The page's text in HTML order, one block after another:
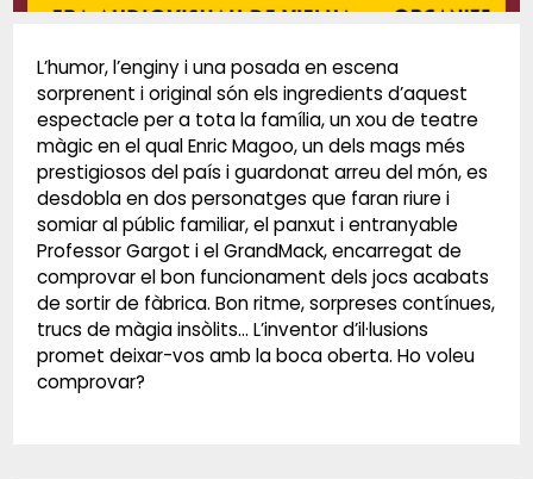
L’humor, l’enginy i una posada en escena
sorprenent i original són els ingredients d’aquest
espectacle per a tota la família, un xou de teatre
màgic en el qual Enric Magoo, un dels mags més
prestigiosos del país i guardonat arreu del món, es
desdobla en dos personatges que faran riure i
somiar al públic familiar, el panxut i entranyable
Professor Gargot i el GrandMack, encarregat de
comprovar el bon funcionament dels jocs acabats
de sortir de fàbrica. Bon ritme, sorpreses contínues,
trucs de màgia insòlits... L’inventor d’il·lusions
promet deixar-vos amb la boca oberta. Ho voleu
comprovar?